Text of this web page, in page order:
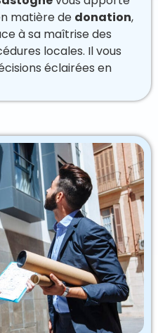
matière de donation,
à sa maîtrise des
locales. Il vous
éclairées en